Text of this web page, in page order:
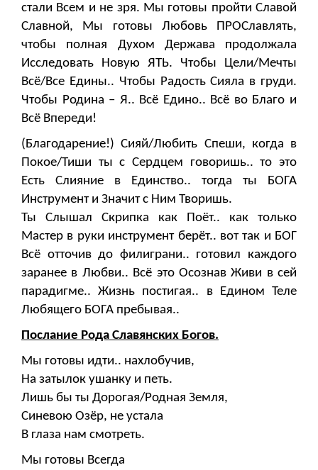
стали Всем и не зря. Мы готовы пройти Славой
Славной, Мы готовы Любовь ПРОСлавлять,
чтобы полная Духом Держава продолжала
Исследовать Новую ЯТЬ. Чтобы Цели/Мечты
Всё/Все Едины.. Чтобы Радость Сияла в груди.
Чтобы Родина – Я.. Всё Едино.. Всё во Благо и
Всё Впереди!
(Благодарение!) Сияй/Любить Спеши, когда в
Покое/Тиши ты с Сердцем говоришь.. то это
Есть Слияние в Единство.. тогда ты БОГА
Инструмент и Значит с Ним Творишь.
Ты Слышал Скрипка как Поёт.. как только
Мастер в руки инструмент берёт.. вот так и БОГ
Всё отточив до филиграни.. готовил каждого
заранее в Любви.. Всё это Осознав Живи в сей
парадигме.. Жизнь постигая.. в Едином Теле
Любящего БОГА пребывая..
Послание Рода Славянских Богов.
Мы готовы идти.. нахлобучив,
На затылок ушанку и петь.
Лишь бы ты Дорогая/Родная Земля,
Синевою Озёр, не устала
В глаза нам смотреть.
Мы готовы Всегда